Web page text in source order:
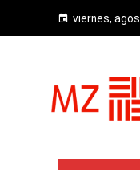
viernes,